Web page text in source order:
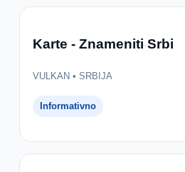
Karte - Znameniti Srbi
VULKAN • SRBIJA
Informativno